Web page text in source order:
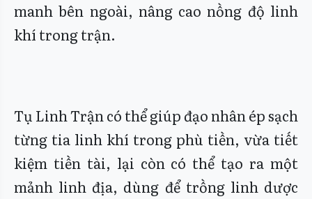
manh bên ngoài, nâng cao nồng độ linh
khí trong trận.
Tụ Linh Trận có thể giúp đạo nhân ép sạch
từng tia linh khí trong phù tiền, vừa tiết
kiệm tiền tài, lại còn có thể tạo ra một
mảnh linh địa, dùng để trồng linh dược